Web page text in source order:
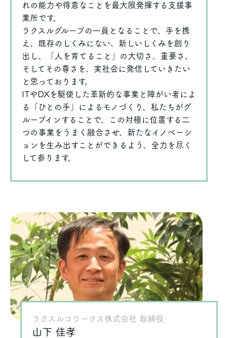
れの能力や得意なことを最大限発揮する支援事
業所です。
ラクスルグループの一員となることで、手を携
え、既存のしくみにない、新しいしくみを創り
出し、「人を育てること」の大切さ、重要さ、
そしてその尊さを、実社会に発信していきたい
と思っております。
ITやDXを駆使した革新的な事業と障がい者によ
る「ひとの手」によるモノづくり。私たちがグ
ループインすることで、この対極に位置する二
つの事業をうまく融合させ、新たなイノベーシ
ョンを生み出すことができるよう、全力を尽く
して参ります。
ラクスルコワークス株式会社 取締役
山下 佳孝